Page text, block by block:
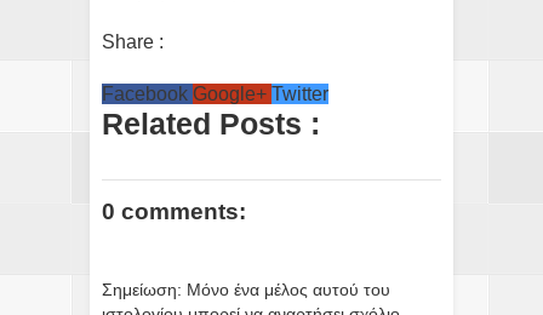
Share :
Facebook Google+ Twitter
Related Posts :
0 comments:
Σημείωση: Μόνο ένα μέλος αυτού του